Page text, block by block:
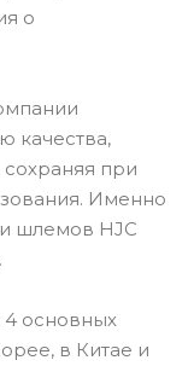
о
качества,
при
Именно
шлемов HJC
4 основных
в Китае и